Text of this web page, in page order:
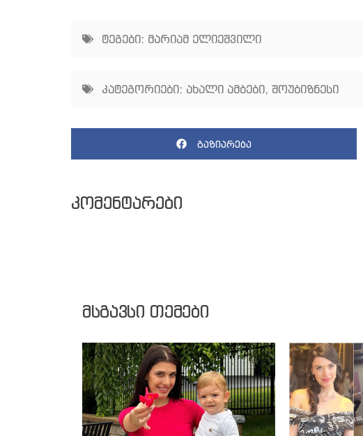
ტეგები: მარიამ ელიეშვილი
კატეგორიები: ახალი ამბები, შოუბიზნესი
გაზიარება
კომენტარები
მსგავსი თემები